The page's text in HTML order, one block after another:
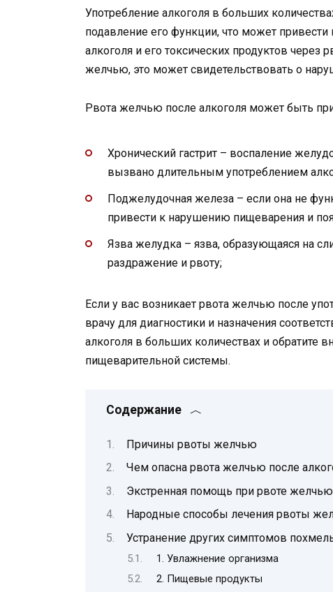
Употребление алкоголя в больших
подавление его функции, что может привести
алкоголя и его токсических продуктов через
желчью, это может свидетельствовать о
Рвота желчью после алкоголя может быть
Хронический гастрит – воспаление
вызвано длительным употреблением
Поджелудочная железа – если она не
привести к нарушению пищеварения и
Язва желудка – язва, образующаяся на
раздражение и рвоту;
Если у вас возникает рвота желчью после
врачу для диагностики и назначения
алкоголя в больших количествах и обратите
пищеварительной системы.
Содержание
Причины рвоты желчью
Чем опасна рвота желчью после
Экстренная помощь при рвоте желчью
Народные способы лечения рвоты
Устранение других симптомов
1. Увлажнение организма
2. Пищевые продукты